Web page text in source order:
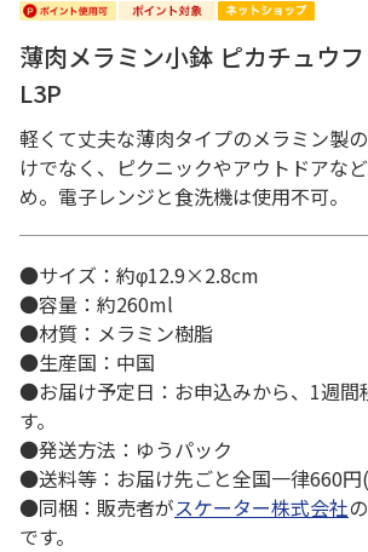
薄肉メラミン小鉢 ピカチュウ
L3P
軽くて丈夫な薄肉タイプのメラミン製
けでなく、ピクニックやアウトドアな
め。電子レンジと食洗機は使用不可。
●サイズ：約φ12.9×2.8cm
●容量：約260ml
●材質：メラミン樹脂
●生産国：中国
●お届け予定日：お申込みから、1週間
す。
●発送方法：ゆうパック
●送料等：お届け先ごと全国一律660円
●同梱：販売者がスケーター株式会社
です。